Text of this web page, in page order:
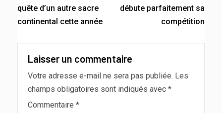
quête d’un autre sacre
continental cette année
débute parfaitement sa
compétition
Laisser un commentaire
Votre adresse e-mail ne sera pas publiée. Les
champs obligatoires sont indiqués avec *
Commentaire *